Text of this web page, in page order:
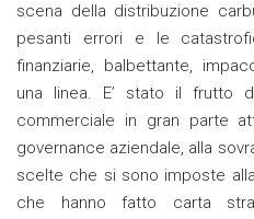
scena della distribuzione
pesanti errori e le
finanziarie, balbettante,
una linea. E’ stato il frutto
commerciale in gran parte
governance aziendale, alla
scelte che si sono imposte
che hanno fatto carta